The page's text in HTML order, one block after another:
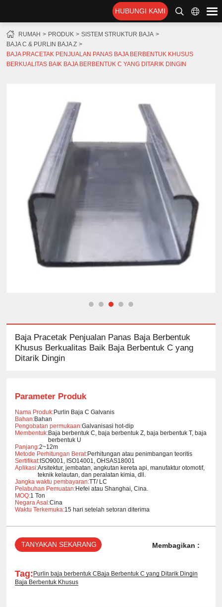
HUBUNGI KAMI
RUMAH PRODUK
SISTEM STRUKTUR BAJA
BAJA C & PURLIN BAJA Z
BAJA PRACETAK PENJUALAN PANAS BAJA BERBENTUK KHUSUS
BERKUALITAS BAIK BAJA BERBENTUK C YANG DITARIK DINGIN
Baja Pracetak Penjualan Panas Baja Berbentuk
Khusus Berkualitas Baik Baja Berbentuk C yang
Ditarik Dingin
Parameter Produk
Nama Produk:Purlin Baja C Galvanis
Bahan:Bahan
Pengobatan permukaan:Galvanisasi hot-dip
Membentuk:Baja berbentuk C, baja berbentuk Z, baja berbentuk T, baja
berbentuk U
Panjang:2~12m
Metode Perhitungan Berat:Perhitungan atau penimbangan teoritis
Sertifikat:ISO9001, ISO14001, OHSAS18001
Aplikasi:Arsitektur, jembatan, angkutan kereta api, manufaktur otomotif,
teknik kelautan, dan peralatan kimia, dll.
Jangka waktu pembayaran:TT/ LC
Pelabuhan Pemuatan:Hefei atau Shanghai, Cina.
MOQ:1 Ton
Negara Asal:Cina
Waktu Terkemuka:15 hari setelah setoran diterima
TANYAKAN SEKARANG Membagikan :
Tag: Purlin baja berbentuk C Baja Berbentuk C yang Ditarik Dingin
Baja Berbentuk Khusus